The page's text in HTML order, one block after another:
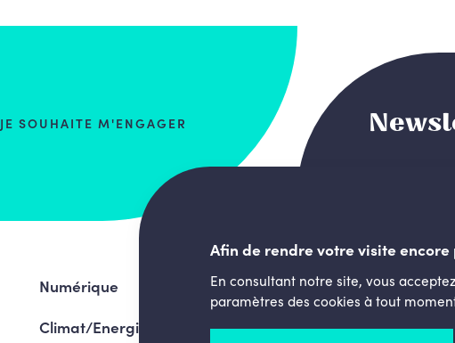
JE SOUHAITE M'ENGAGER
Numérique
Climat/Energie
Afin de rendre votre visite
En consultant notre site, vous
paramètres des cookies à tout